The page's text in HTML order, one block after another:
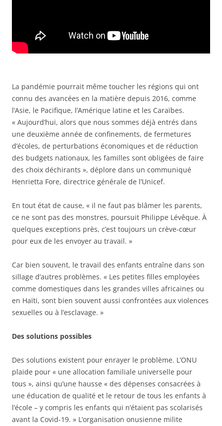
La pandémie pourrait même toucher les régions qui ont
connu des avancées en la matière depuis 2016, comme
l’Asie, le Pacifique, l’Amérique latine et les Caraïbes.
« Aujourd’hui, alors que nous sommes déjà entrés dans
une deuxième année de confinements, de fermetures
d’écoles, de perturbations économiques et de réduction
des budgets nationaux, les familles sont obligées de faire
des choix déchirants », déplore dans un communiqué
Henrietta Fore, directrice générale de l’Unicef.
En tout état de cause, « il ne faut pas blâmer les parents,
ce ne sont pas des monstres, poursuit Philippe Lévêque. À
quelques exceptions près, c’est toujours un crève-cœur
pour eux de les envoyer au travail. »
Car bien souvent, le travail des enfants entraîne dans son
sillage d’autres problèmes. « Les petites filles employées
comme domestiques dans les grandes villes africaines ou
en Haïti, sont bien souvent aussi confrontées aux violences
sexuelles ou à l’esclavage. »
Des solutions possibles
Des solutions existent pour enrayer le problème. L’ONU
plaide pour « une allocation familiale universelle pour
tous », ainsi qu’une hausse « des dépenses consacrées à
une éducation de qualité et le retour de tous les enfants à
l’école – y compris les enfants qui n’étaient pas scolarisés
avant la Covid-19. » L’organisation onusienne milite